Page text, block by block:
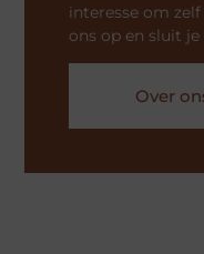
interesse om
ons op en sluit
Over